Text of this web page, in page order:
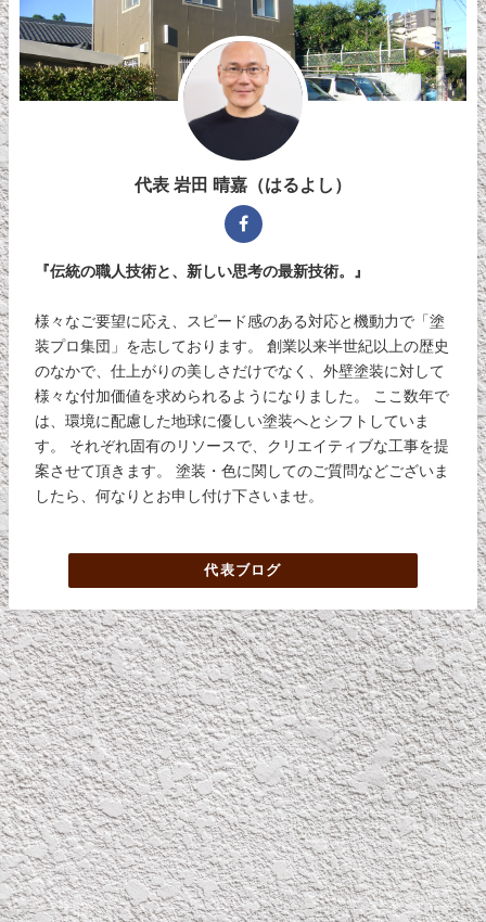
代表 岩田 晴嘉（はるよし）
『伝統の職人技術と、新しい思考の最新技術。』
様々なご要望に応え、スピード感のある対応と機動力で「塗
装プロ集団」を志しております。 創業以来半世紀以上の歴史
のなかで、仕上がりの美しさだけでなく、外壁塗装に対して
様々な付加価値を求められるようになりました。 ここ数年で
は、環境に配慮した地球に優しい塗装へとシフトしていま
す。 それぞれ固有のリソースで、クリエイティブな工事を提
案させて頂きます。 塗装・色に関してのご質問などございま
したら、何なりとお申し付け下さいませ。
代表ブログ